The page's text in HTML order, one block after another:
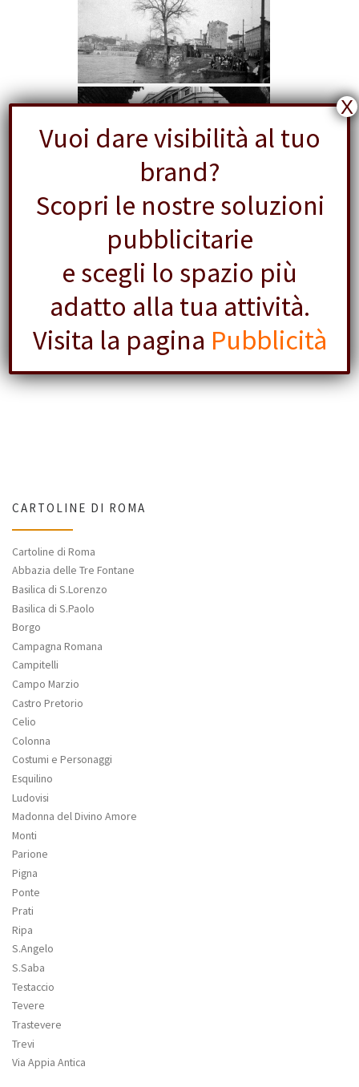
CARTOLINE DI ROMA
Cartoline di Roma
Abbazia delle Tre Fontane
Basilica di S.Lorenzo
Basilica di S.Paolo
Borgo
Campagna Romana
Campitelli
Campo Marzio
Castro Pretorio
Celio
Colonna
Costumi e Personaggi
Esquilino
Ludovisi
Madonna del Divino Amore
Monti
Parione
Pigna
Ponte
Prati
Ripa
S.Angelo
S.Saba
Testaccio
Tevere
Trastevere
Trevi
Via Appia Antica
Vuoi dare visibilità al tuo
brand?
Scopri le nostre soluzioni
pubblicitarie
e scegli lo spazio più
adatto alla tua attività.
Visita la pagina Pubblicità
X